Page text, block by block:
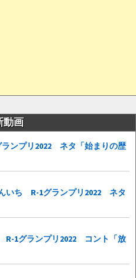
動画
ンプリ2022 ネタ「始まりの歴
いち R-1グランプリ2022 ネタ
R-1グランプリ2022 コント「放